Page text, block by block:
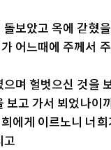
보았고 옥에 갇혔
어느때에 주께서
며 헐벗으신 것을
고 가서 뵈었나이
에게 이르노니 너
고